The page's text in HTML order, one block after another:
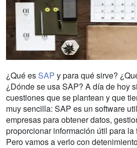
¿Qué es SAP y para qué sirve?
¿Dónde se usa SAP? A día de hoy
cuestiones que se plantean y que
muy sencilla: SAP es un software
empresas para obtener datos,
proporcionar información útil para
Pero vamos a verlo con